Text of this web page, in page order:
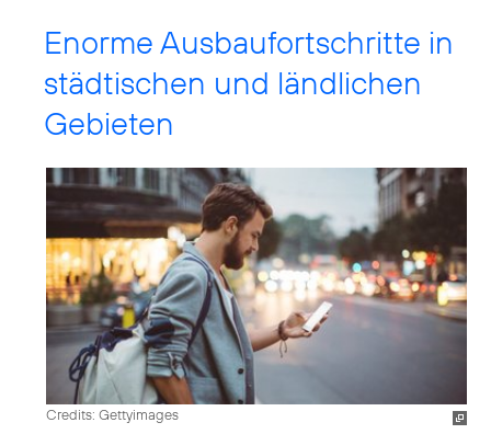
Enorme Ausbaufortschritte in
städtischen und ländlichen
Gebieten
Credits: Gettyimages